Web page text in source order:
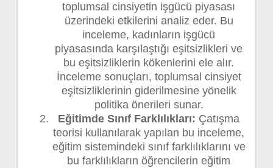
toplumsal cinsiyetin işgücü piyasası
üzerindeki etkilerini analiz eder. Bu
inceleme, kadınların işgücü
piyasasında karşılaştığı eşitsizlikleri ve
bu eşitsizliklerin kökenlerini ele alır.
İnceleme sonuçları, toplumsal cinsiyet
eşitsizliklerinin giderilmesine yönelik
politika önerileri sunar.
Eğitimde Sınıf Farklılıkları: Çatışma
teorisi kullanılarak yapılan bu inceleme,
eğitim sistemindeki sınıf farklılıklarını ve
bu farklılıkların öğrencilerin eğitim